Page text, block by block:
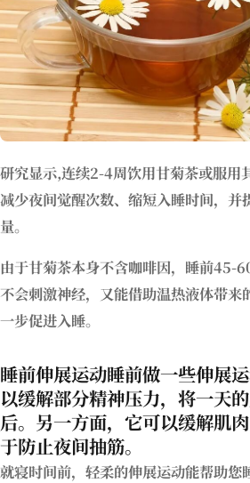
研究显示,连续2-4周饮用甘菊茶或服用
减少夜间觉醒次数、缩短入睡时间，并
量。
由于甘菊茶本身不含咖啡因，睡前45-
不会刺激神经，又能借助温热液体带来
一步促进入睡。
睡前伸展运动睡前做一些伸展
以缓解部分精神压力，将一天
后。另一方面，它可以缓解肌
于防止夜间抽筋。
就寝时间前，轻柔的伸展运动能帮助您